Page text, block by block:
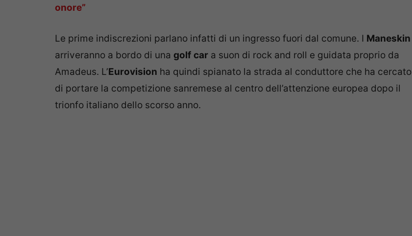
onore”
Le prime indiscrezioni parlano infatti di un ingresso fuori dal comune. I Maneskin
arriveranno a bordo di una golf car a suon di rock and roll e guidata proprio da
Amadeus. L’Eurovision ha quindi spianato la strada al conduttore che ha cercato
di portare la competizione sanremese al centro dell’attenzione europea dopo il
trionfo italiano dello scorso anno.